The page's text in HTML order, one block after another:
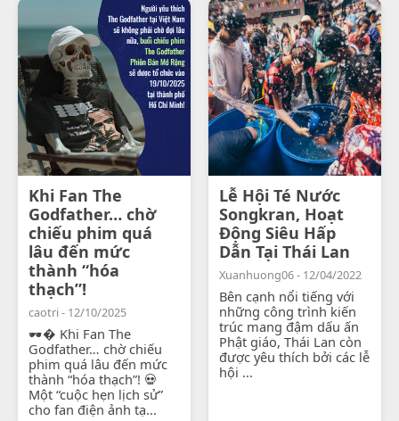
Khi Fan The
Godfather… chờ
chiếu phim quá
lâu đến mức
thành “hóa
thạch”!
caotri - 12/10/2025
🕶� Khi Fan The
Godfather… chờ chiếu
phim quá lâu đến mức
thành “hóa thạch”! 💀
Một “cuộc hẹn lịch sử”
cho fan điện ảnh tạ...
Lễ Hội Té Nước
Songkran, Hoạt
Động Siêu Hấp
Dẫn Tại Thái Lan
Xuanhuong06 - 12/04/2022
Bên cạnh nổi tiếng với
những công trình kiến
trúc mang đậm dấu ấn
Phật giáo, Thái Lan còn
được yêu thích bởi các lễ
hội ...